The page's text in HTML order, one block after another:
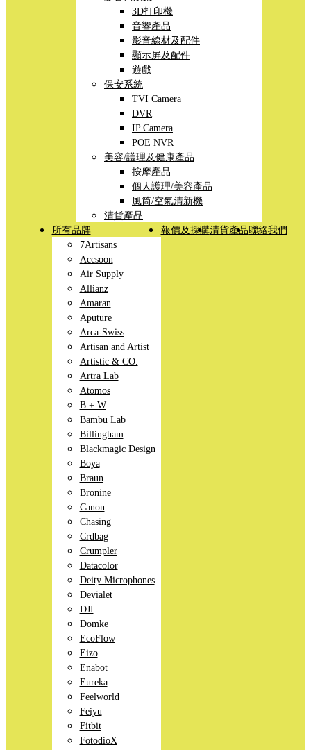
3D打印機
音響產品
影音線材及配件
顯示屏及配件
遊戲
保安系統
TVI Camera
DVR
IP Camera
POE NVR
美容/護理及健康產品
按摩產品
個人護理/美容產品
風筒/空氣清新機
清貨產品
所有品牌
7Artisans
Accsoon
Air Supply
Allianz
Amaran
Aputure
Arca-Swiss
Artisan and Artist
Artistic & CO.
Artra Lab
Atomos
B + W
Bambu Lab
Billingham
Blackmagic Design
Boya
Braun
Bronine
Canon
Chasing
Crdbag
Crumpler
Datacolor
Deity Microphones
Devialet
DJI
Domke
EcoFlow
Eizo
Enabot
Eureka
Feelworld
Feiyu
Fitbit
FotodioX
報價及採購清貨產品聯絡我們